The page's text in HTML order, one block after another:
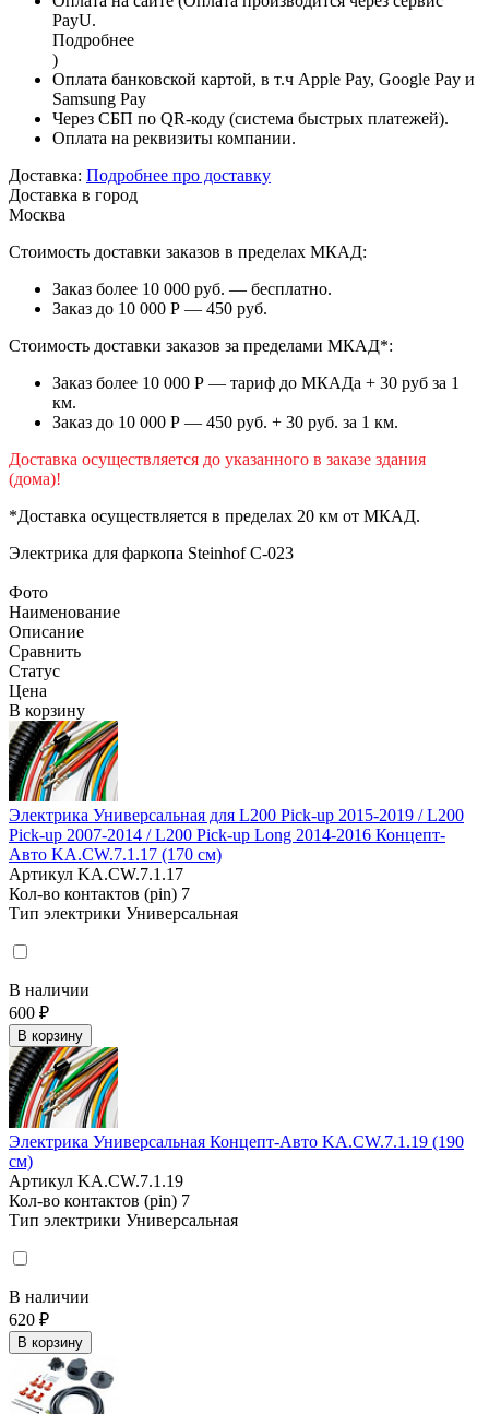
PayU.
Подробнее
)
Оплата банковской картой, в т.ч Apple Pay, Google Pay и
Samsung Pay
Через СБП по QR-коду (система быстрых платежей).
Оплата на реквизиты компании.
Доставка: Подробнее про доставку
Доставка в город
Москва
Стоимость доставки заказов в пределах МКАД:
Заказ более 10 000 руб. — бесплатно.
Заказ до 10 000 Р — 450 руб.
Стоимость доставки заказов за пределами МКАД*:
Заказ более 10 000 Р — тариф до МКАДа + 30 руб за 1
км.
Заказ до 10 000 Р — 450 руб. + 30 руб. за 1 км.
Доставка осуществляется до указанного в заказе здания
(дома)!
*Доставка осуществляется в пределах 20 км от МКАД.
Электрика для фаркопа Steinhof C-023
Фото
Наименование
Описание
Сравнить
Статус
Цена
В корзину
Электрика Универсальная для L200 Pick-up 2015-2019 / L200
Pick-up 2007-2014 / L200 Pick-up Long 2014-2016 Концепт-
Авто KA.CW.7.1.17 (170 см)
Артикул KA.CW.7.1.17
Кол-во контактов (pin) 7
Тип электрики Универсальная
В наличии
600 ₽
В корзину
Электрика Универсальная Концепт-Авто KA.CW.7.1.19 (190
см)
Артикул KA.CW.7.1.19
Кол-во контактов (pin) 7
Тип электрики Универсальная
В наличии
620 ₽
В корзину